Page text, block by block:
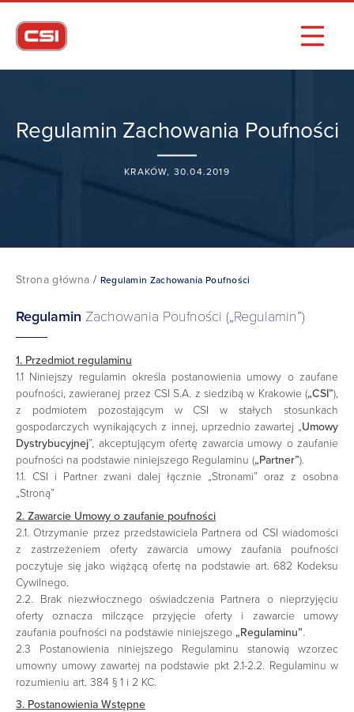
Regulamin Zachowania Poufności
KRAKÓW, 30.04.2019
Strona główna / Regulamin Zachowania Poufności
Regulamin Zachowania Poufności („Regulamin”)
1. Przedmiot regulaminu
1.1 Niniejszy regulamin określa postanowienia umowy o zaufane
poufności, zawieranej przez CSI S.A. z siedzibą w Krakowie („CSI”),
z podmiotem pozostającym w CSI w stałych stosunkach
gospodarczych wynikających z innej, uprzednio zawartej „Umowy
Dystrybucyjnej”, akceptującym ofertę zawarcia umowy o zaufanie
poufności na podstawie niniejszego Regulaminu („Partner”).
1.1. CSI i Partner zwani dalej łącznie „Stronami” oraz z osobna
„Stroną”
2. Zawarcie Umowy o zaufanie poufności
2.1. Otrzymanie przez przedstawiciela Partnera od CSI wiadomości
z zastrzeżeniem oferty zawarcia umowy zaufania poufności
poczytuje się jako wiążącą ofertę na podstawie art. 682 Kodeksu
Cywilnego.
2.2. Brak niezwłocznego oświadczenia Partnera o nieprzyjęciu
oferty oznacza milczące przyjęcie oferty i zawarcie umowy
zaufania poufności na podstawie niniejszego „Regulaminu”.
2.3 Postanowienia niniejszego Regulaminu stanowią wzorzec
umowny umowy zawartej na podstawie pkt 2.1-2.2. Regulaminu w
rozumieniu art. 384 § 1 i 2 KC.
3. Postanowienia Wstępne